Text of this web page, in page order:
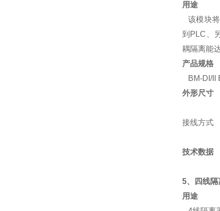
用途
该模块
到PLC、
耦隔离能
产品规格
BM-DI/II
外形尺寸
接线方式
技术数据
5、四线隔
用途